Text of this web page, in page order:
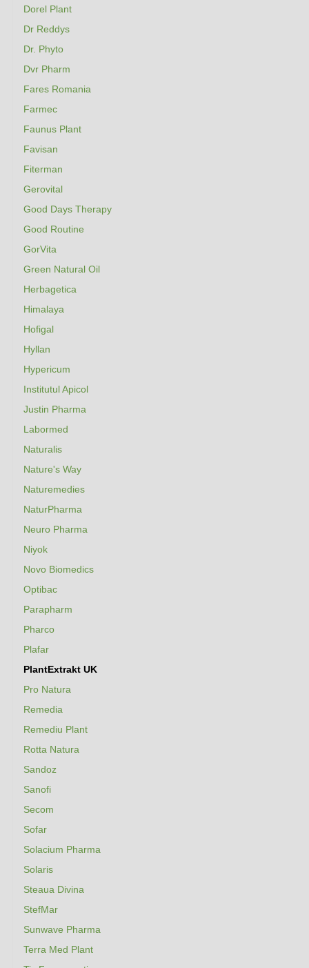
Dorel Plant
Dr Reddys
Dr. Phyto
Dvr Pharm
Fares Romania
Farmec
Faunus Plant
Favisan
Fiterman
Gerovital
Good Days Therapy
Good Routine
GorVita
Green Natural Oil
Herbagetica
Himalaya
Hofigal
Hyllan
Hypericum
Institutul Apicol
Justin Pharma
Labormed
Naturalis
Nature's Way
Naturemedies
NaturPharma
Neuro Pharma
Niyok
Novo Biomedics
Optibac
Parapharm
Pharco
Plafar
PlantExtrakt UK
Pro Natura
Remedia
Remediu Plant
Rotta Natura
Sandoz
Sanofi
Secom
Sofar
Solacium Pharma
Solaris
Steaua Divina
StefMar
Sunwave Pharma
Terra Med Plant